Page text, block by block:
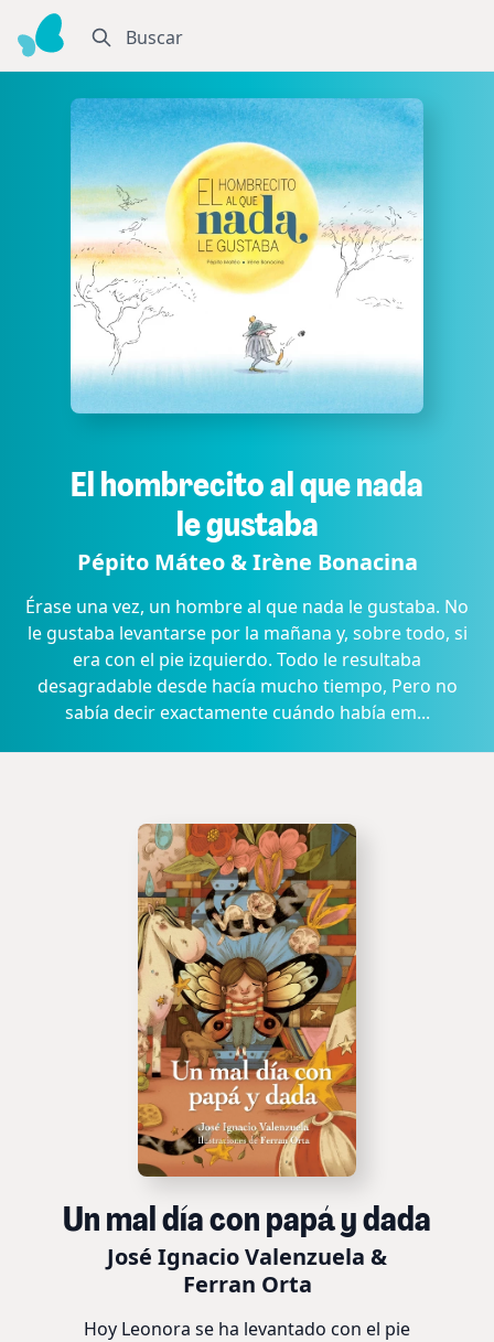
Buscar
El hombrecito al que nada
le gustaba
Pépito Máteo & Irène Bonacina
Érase una vez, un hombre al que nada le gustaba. No
le gustaba levantarse por la mañana y, sobre todo, si
era con el pie izquierdo. Todo le resultaba
desagradable desde hacía mucho tiempo, Pero no
sabía decir exactamente cuándo había em...
Un mal día con papá y dada
José Ignacio Valenzuela &
Ferran Orta
Hoy Leonora se ha levantado con el pie